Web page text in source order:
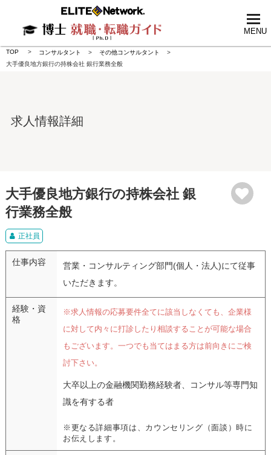
MENU
TOP コンサルタント
その他コンサルタント
大手優良地方銀行の持株会社 銀行業務全般
求人情報詳細
大手優良地方銀行の持株会社 銀
行業務全般
正社員
仕事内容
営業・コンサルティング部門(個人・法人)にて従事
いただきます。
経験・資
格
※求人情報の応募要件全てに該当しなくても、企業様
に対して内々に打診したり相談することが可能な場合
もございます。一つでも当てはまる方は前向きにご検
討下さい。
大卒以上の金融機関勤務経験者、コンサル等専門知
識を有する者
※更なる詳細事項は、カウンセリング（面談）時に
お伝えします。